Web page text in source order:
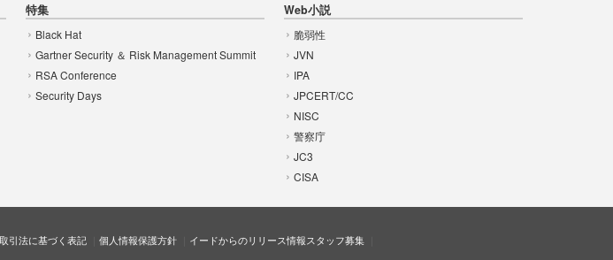
特集
Black Hat
Gartner Security ＆ Risk Management Summit
RSA Conference
Security Days
Web小説
脆弱性
JVN
IPA
JPCERT/CC
NISC
警察庁
JC3
CISA
引法に基づく表記 個人情報保護方針 イードからのリリース情報スタッフ募集